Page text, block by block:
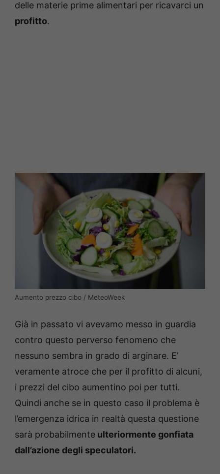
delle materie prime alimentari per ricavarci un
profitto.
Aumento prezzo cibo / MeteoWeek
Già in passato vi avevamo messo in guardia
contro questo perverso fenomeno che
nessuno sembra in grado di arginare. E’
veramente atroce che per il profitto di alcuni,
i prezzi del cibo aumentino poi per tutti.
Quindi anche se in questo caso il problema è
l’emergenza idrica in realtà questa questione
sarà probabilmente ulteriormente gonfiata
dall’azione degli speculatori.